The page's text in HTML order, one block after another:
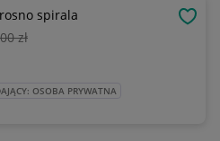
spirala
zł
OSOBA PRYWATNA